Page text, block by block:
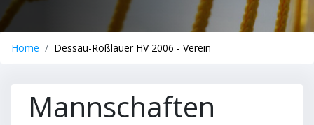
Home Dessau-Roßlauer HV 2006 - Verein
Mannschaften